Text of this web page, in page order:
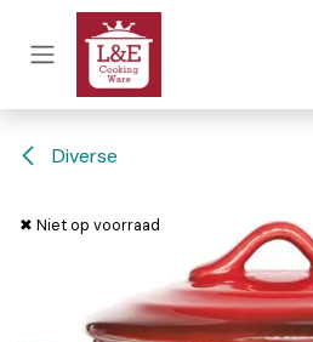
Overslaan naar inhoud
Diverse
✖ Niet op voorraad